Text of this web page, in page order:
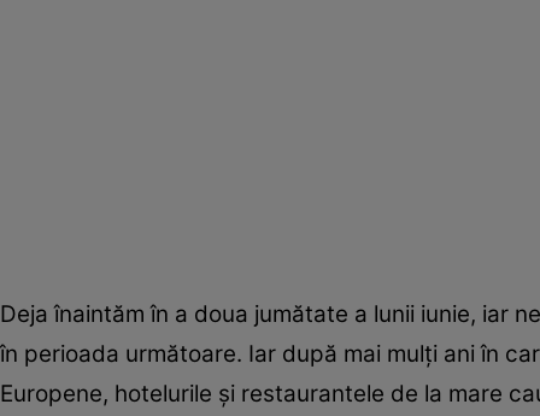
Deja înaintăm în a doua jumătate a lunii iunie, iar
în perioada următoare. Iar după mai mulți ani în
Europene, hotelurile și restaurantele de la mare